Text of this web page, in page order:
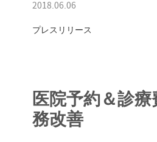
2018.06.06
プレスリリース
医院予約＆診
務改善